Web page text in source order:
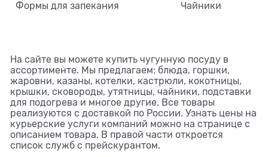
Формы для запекания Чайники
На сайте вы можете купить чугунную посуду в
ассортименте. Мы предлагаем: блюда, горшки,
жаровни, казаны, котелки, кастрюли, кокотницы,
крышки, сковороды, утятницы, чайники, подставки
для подогрева и многое другие. Все товары
реализуются с доставкой по России. Узнать цены на
курьерские услуги компаний можно на странице с
описанием товара. В правой части откроется
список служб с прейскурантом.